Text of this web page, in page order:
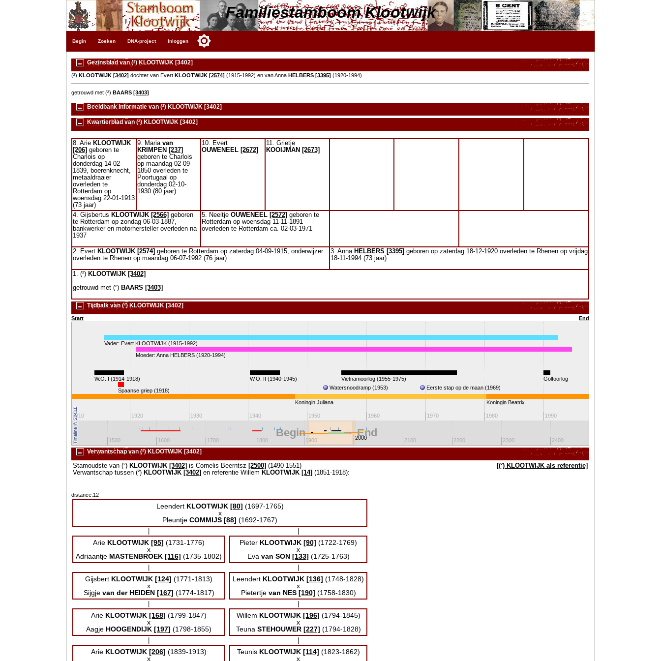
Familiestamboom Klootwijk
Begin Zoeken DNA-project Inloggen
Gezinsblad van (²) KLOOTWIJK [3402]
(²)KLOOTWIJK [3402] dochter van EvertKLOOTWIJK [2574] (1915-1992) en van AnnaHELBERS [3395] (1920-1994)
getrouwd met (²)BAARS [3403]
Beeldbank informatie van (²) KLOOTWIJK [3402]
Kwartierblad van (²) KLOOTWIJK [3402]
8. Arie KLOOTWIJK
[206] geboren te
Charlois op
donderdag 14-02-
1839, boerenknecht,
metaaldraaier
overleden te
Rotterdam op
woensdag 22-01-1913
(73 jaar)
9. Mariavan
KRIMPEN [237]
geboren te Charlois
op maandag 02-09-
1850 overleden te
Poortugaal op
donderdag 02-10-
1930 (80 jaar)
10. Evert
OUWENEEL [2672]
11. Grietje
KOOIJMAN [2673]
4. Gijsbertus KLOOTWIJK [2566] geboren
te Rotterdam op zondag 06-03-1887,
bankwerker en motorhersteller overleden na
1937
5. NeeltjeOUWENEEL [2572] geboren te
Rotterdam op woensdag 11-11-1891
overleden te Rotterdam ca. 02-03-1971
2. Evert KLOOTWIJK [2574] geboren te Rotterdam op zaterdag 04-09-1915, onderwijzer
overleden te Rhenen op maandag 06-07-1992 (76 jaar)
3. Anna HELBERS [3395] geboren op zaterdag 18-12-1920 overleden te Rhenen op vrijdag
18-11-1994 (73 jaar)
1. (²) KLOOTWIJK [3402]
getrouwd met (²) BAARS [3403]
Tijdbalk van (²) KLOOTWIJK [3402]
Start End
1910 1920 1930 1940 1950 1960 1970 1980 1990
Golfoorlog
Koningin Beatrix
Eerste stap op de maan (1969)
Vietnamoorlog (1955-1975)
Watersnoodramp (1953)
Koningin Juliana
W.O. II (1940-1945)
Moeder: Anna HELBERS (1920-1994)
Spaanse griep (1918)
Vader: Evert KLOOTWIJK (1915-1992)
W.O. I (1914-1918)
1500 1600 1700 1800 1900 2000 2100 2200 2300 2400
Begin End
Verwantschap van (²) KLOOTWIJK [3402]
Stamoudste van (²) KLOOTWIJK [3402] is Cornelis Beerntsz [2500] (1490-1551)
Verwantschap tussen (²) KLOOTWIJK [3402] en referentie Willem KLOOTWIJK [14] (1851-1918):
[(²) KLOOTWIJK als referentie]
distance:12
Leendert KLOOTWIJK [80] (1697-1765)
x
PleuntjeCOMMIJS [88] (1692-1767)
Arie KLOOTWIJK [95] (1731-1776)
x
Adriaantje MASTENBROEK [116] (1735-1802)
Pieter KLOOTWIJK [90] (1722-1769)
x
Eva van SON [133] (1725-1763)
Gijsbert KLOOTWIJK [124] (1771-1813)
x
Sijgje van der HEIDEN [167] (1774-1817)
Leendert KLOOTWIJK [136] (1748-1828)
x
Pietertje van NES [190] (1758-1830)
Arie KLOOTWIJK [168] (1799-1847)
x
Aagje HOOGENDIJK [197] (1798-1855)
Willem KLOOTWIJK [196] (1794-1845)
x
Teuna STEHOUWER [227] (1794-1828)
Arie KLOOTWIJK [206] (1839-1913)
x
Teunis KLOOTWIJK [114] (1823-1862)
x